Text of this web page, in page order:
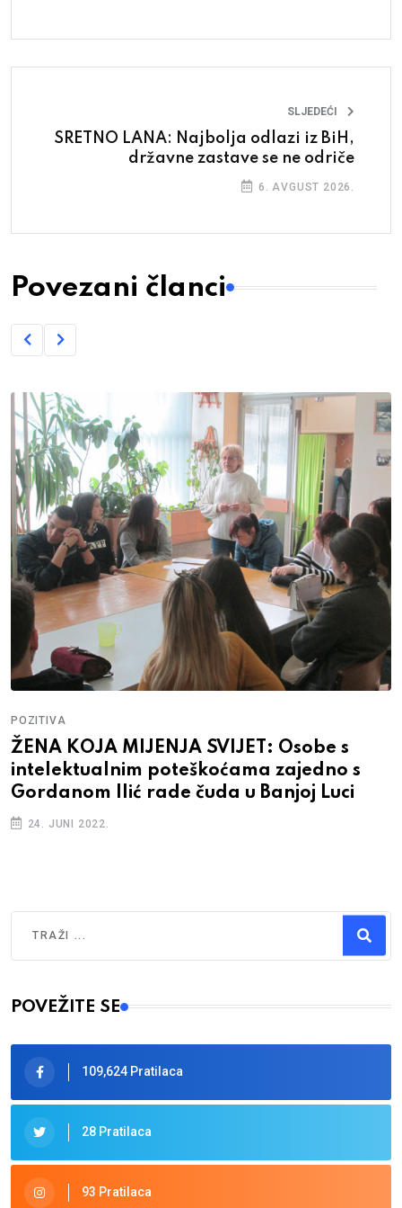
SLJEDEĆI
SRETNO LANA: Najbolja odlazi iz BiH,
državne zastave se ne odriče
6. AVGUST 2026.
Povezani članci
POZITIVA
ŽENA KOJA MIJENJA SVIJET: Osobe s
intelektualnim poteškoćama zajedno s
Gordanom Ilić rade čuda u Banjoj Luci
24. JUNI 2022.
Type 2 or more characters for results.
POVEŽITE SE
109,624 Pratilaca
28 Pratilaca
93 Pratilaca